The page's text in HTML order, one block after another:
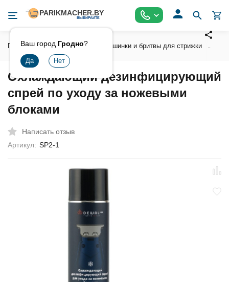
Ваш город Гродно?
Главная Инструмент Машинки и бритвы для стрижки
Охлаждающий дезинфицирующий
спрей по уходу за ножевыми
блоками
Написать отзыв
Артикул: SP2-1